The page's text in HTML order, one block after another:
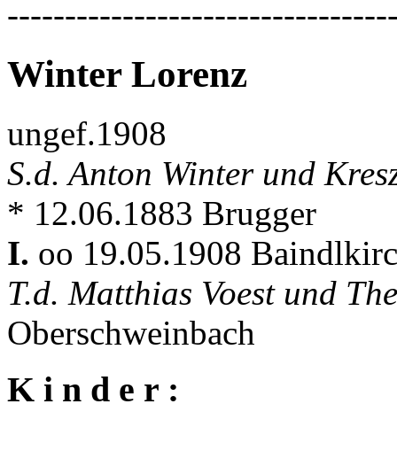
Winter Lorenz
ungef.1908
S.d. Anton Winter und
* 12.06.1883 Brugger
I. oo 19.05.1908
T.d. Matthias Voest und
Oberschweinbach
K i n d e r :